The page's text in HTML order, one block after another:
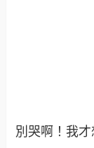
別哭啊！我